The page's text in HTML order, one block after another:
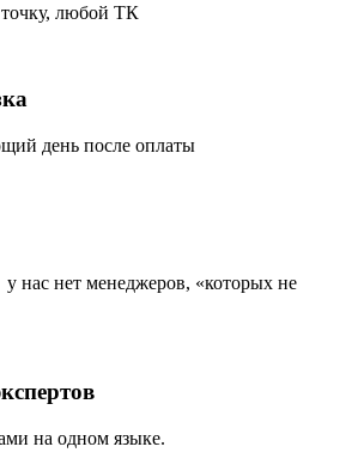
любой ТК
день после оплаты
у нас нет менеджеров, «которых не
на одном языке.